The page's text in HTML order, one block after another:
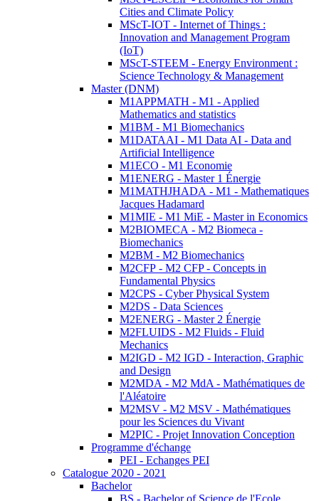
Cities and Climate Policy
MScT-IOT - Internet of Things :
Innovation and Management Program
(IoT)
MScT-STEEM - Energy Environment :
Science Technology & Management
Master (DNM)
M1APPMATH - M1 - Applied
Mathematics and statistics
M1BM - M1 Biomechanics
M1DATAAI - M1 Data AI - Data and
Artificial Intelligence
M1ECO - M1 Economie
M1ENERG - Master 1 Énergie
M1MATHJHADA - M1 - Mathematiques
Jacques Hadamard
M1MIE - M1 MiE - Master in Economics
M2BIOMECA - M2 Biomeca -
Biomechanics
M2BM - M2 Biomechanics
M2CFP - M2 CFP - Concepts in
Fundamental Physics
M2CPS - Cyber Physical System
M2DS - Data Sciences
M2ENERG - Master 2 Énergie
M2FLUIDS - M2 Fluids - Fluid
Mechanics
M2IGD - M2 IGD - Interaction, Graphic
and Design
M2MDA - M2 MdA - Mathématiques de
l'Aléatoire
M2MSV - M2 MSV - Mathématiques
pour les Sciences du Vivant
M2PIC - Projet Innovation Conception
Programme d'échange
PEI - Echanges PEI
Catalogue 2020 - 2021
Bachelor
BS - Bachelor of Science de l'Ecole